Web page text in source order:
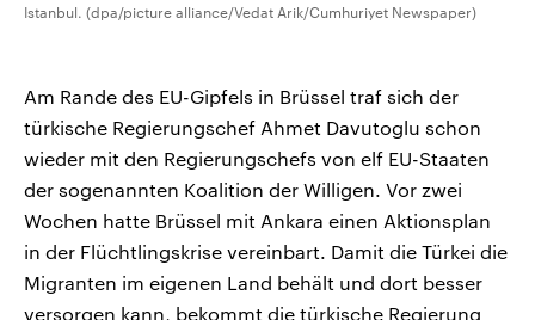
Istanbul. (dpa/picture alliance/Vedat Arik/Cumhuriyet Newspaper)
Am Rande des EU-Gipfels in Brüssel traf sich der
türkische Regierungschef Ahmet Davutoglu schon
wieder mit den Regierungschefs von elf EU-Staaten
der sogenannten Koalition der Willigen. Vor zwei
Wochen hatte Brüssel mit Ankara einen Aktionsplan
in der Flüchtlingskrise vereinbart. Damit die Türkei die
Migranten im eigenen Land behält und dort besser
versorgen kann, bekommt die türkische Regierung